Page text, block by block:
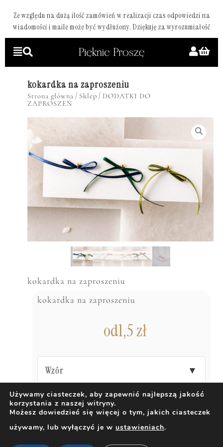
Ze względu na dużą ilość zamówień w realizacji czas odpowiedzi na
wiadomości i maile może być wydłużony. Dziękuję za wyrozumiałość
kokardka na zaproszeniu
Strona główna / Sklep / DODATKI DO
ZAPROSZEŃ
kokardka na zaproszeniu
kokardka na zaproszeniu
od1,5zł
Wzór ▼
DODAJ DO KOSZYKA
Używamy ciasteczek, aby zapewnić najlepszą jakość
korzystania z naszej witryny.
Możesz dowiedzieć się więcej o tym, jakich ciasteczek
używamy, lub wyłączyć je w ustawieniach.